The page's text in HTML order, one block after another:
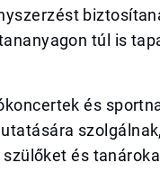
túl is
és
és